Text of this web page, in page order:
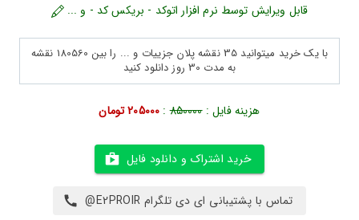
قابل ویرایش توسط نرم افزار اتوکد - بریکس کد - و ...
با یک خرید میتوانید 35 نقشه پلان جزییات و ... را بین 180560 نقشه
به مدت 30 روز دانلود کنید
هزینه فایل :850000
: 205000 تومان
خرید اشتراک و دانلود فایل
تماس با پشتیبانی ای دی تلگرام E2PROIR@